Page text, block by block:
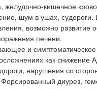
кишечное
шум в ушах, судороги.
возможно развитие
печени.
и
как снижение
нарушения со
диурез,